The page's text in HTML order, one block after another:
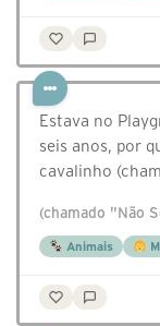
Estava no
seis anos, por
cavalinho
(chamado "Não
Animais